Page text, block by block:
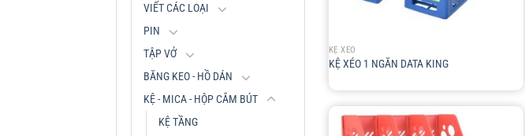
VIẾT CÁC LOẠI
PIN
TẬP VỞ
BĂNG KEO - HỒ DÁN
KỆ - MICA - HỘP CẮM BÚT
KỆ TẦNG
KỆ XÉO
KỆ XÉO 1 NGĂN DATA KING